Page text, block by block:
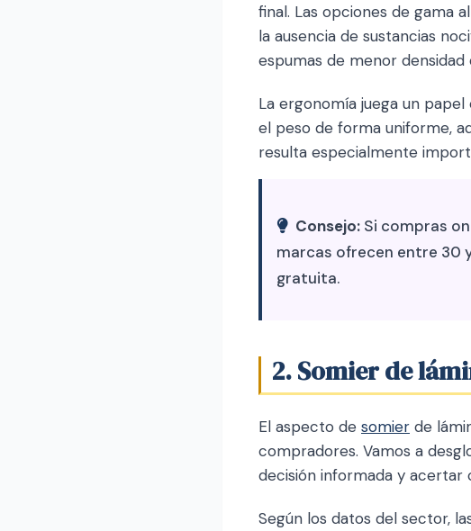
final. Las opciones de gama
la ausencia de sustancias
espumas de menor densidad
La ergonomía juega un
el peso de forma uniforme,
resulta especialmente
Consejo: Si compras
marcas ofrecen entre 30
gratuita.
2. Somier de
El aspecto de somier de
compradores. Vamos a
decisión informada y acertar
Según los datos del sector,